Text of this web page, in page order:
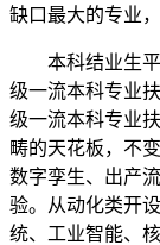
缺口最大的专业
本科结业生平
级一流本科专业
级一流本科专业
畴的天花板，不
数字孪生、出产
验。从动化类开
统、工业智能、